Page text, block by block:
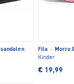
Fila · Morro
Kinder
€ 19,99